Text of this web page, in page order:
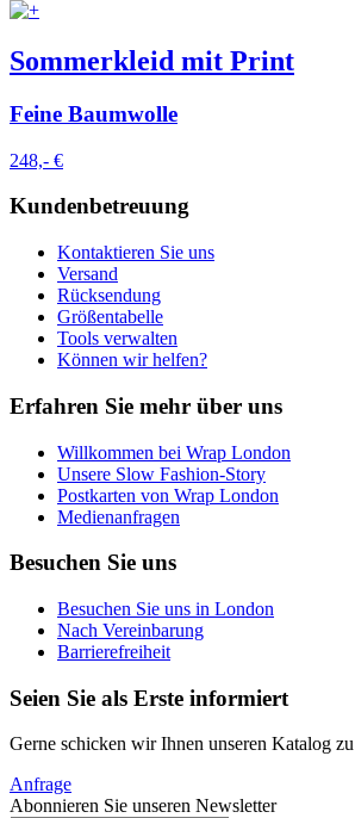
Sommerkleid mit Print
Feine Baumwolle
248,- €
Kundenbetreuung
Kontaktieren Sie uns
Versand
Rücksendung
Größentabelle
Tools verwalten
Können wir helfen?
Erfahren Sie mehr über uns
Willkommen bei Wrap London
Unsere Slow Fashion-Story
Postkarten von Wrap London
Medienanfragen
Besuchen Sie uns
Besuchen Sie uns in London
Nach Vereinbarung
Barrierefreiheit
Seien Sie als Erste informiert
Gerne schicken wir Ihnen unseren Katalog zu
Anfrage
Abonnieren Sie unseren Newsletter